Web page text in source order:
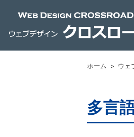
ホーム > ウェ
多言